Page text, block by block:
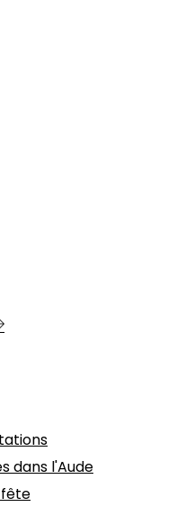
dans l'Aude
fête